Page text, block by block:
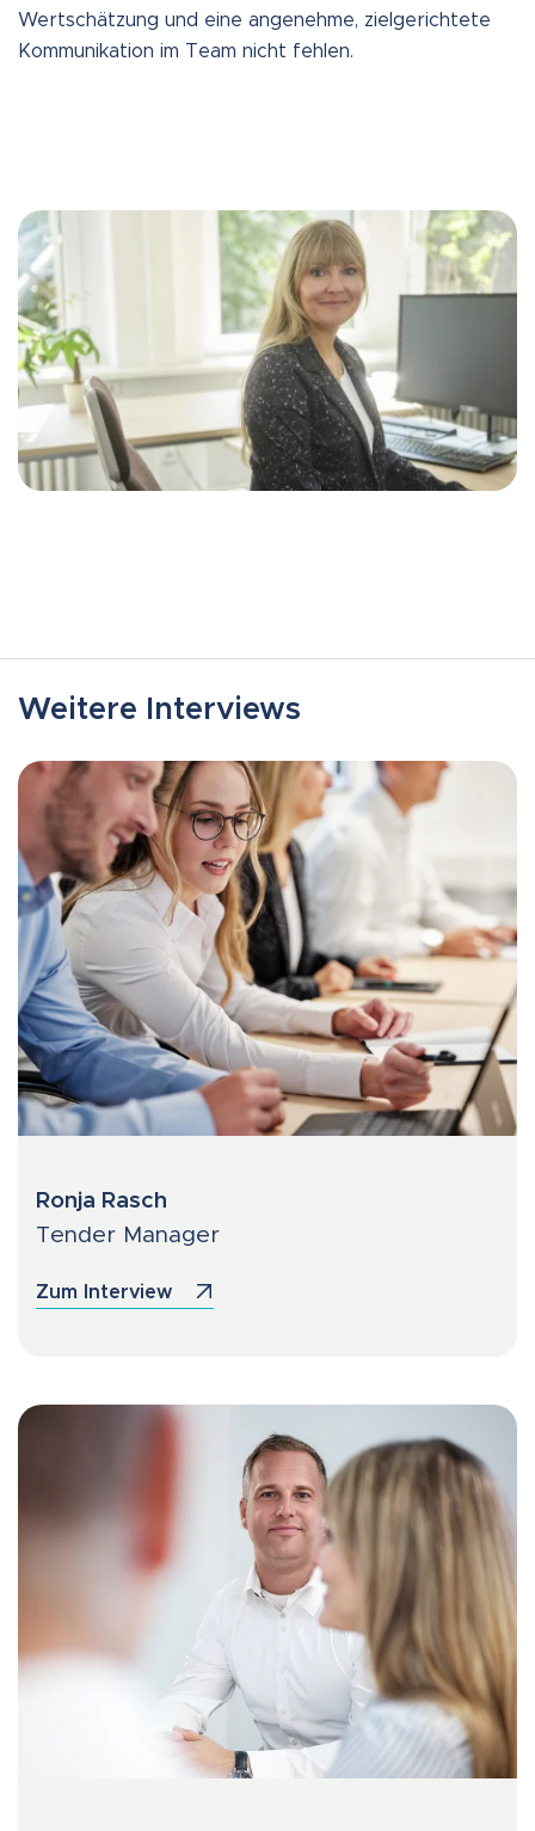
Wertschätzung und eine angenehme, zielgerichtete
Kommunikation im Team nicht fehlen.
Weitere Interviews
Ronja Rasch
Tender Manager
Zum Interview